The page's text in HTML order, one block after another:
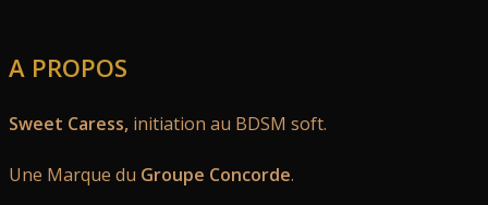
A PROPOS
Sweet Caress,initiation au BDSM soft.
Une Marque du Groupe Concorde.